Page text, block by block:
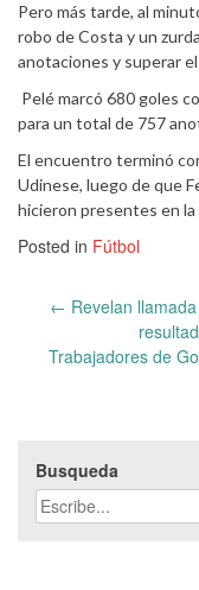
Pero más tarde, al
robo de Costa y un
anotaciones y superar
Pelé marcó 680 goles
para un total de 757
El encuentro terminó
Udinese, luego de que
hicieron presentes en la
Posted in Fútbol
Post← Revelan
Trabajadores de
Busqueda